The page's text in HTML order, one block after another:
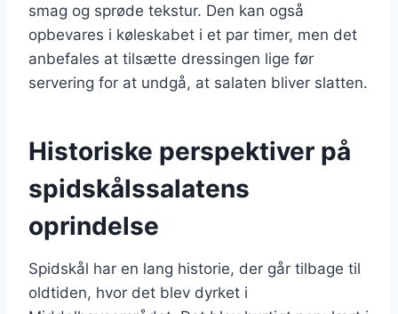
smag og sprøde tekstur. Den kan også
opbevares i køleskabet i et par timer, men det
anbefales at tilsætte dressingen lige før
servering for at undgå, at salaten bliver slatten.
Historiske perspektiver på
spidskålssalatens
oprindelse
Spidskål har en lang historie, der går tilbage til
oldtiden, hvor det blev dyrket i